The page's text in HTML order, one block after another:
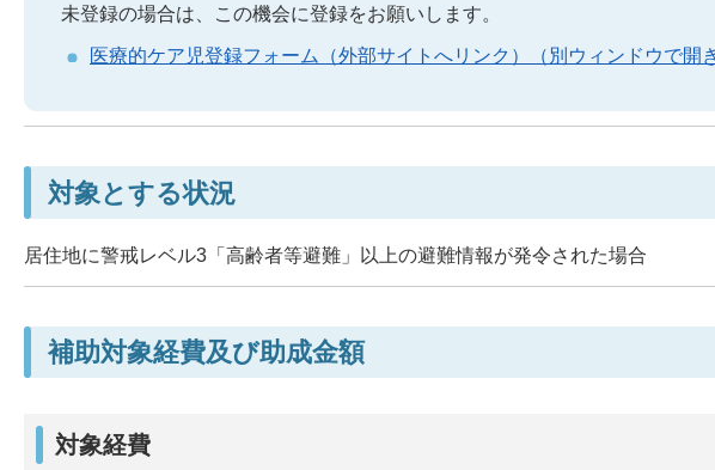
未登録の場合は、この機会に登録をお願いします。
医療的ケア児登録フォーム（外部サイトへリンク）（別ウィンドウで開
対象とする状況
居住地に警戒レベル3「高齢者等避難」以上の避難情報が発令された場合
補助対象経費及び助成金額
対象経費